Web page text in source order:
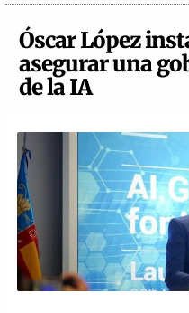
Óscar López
asegurar una
de la IA